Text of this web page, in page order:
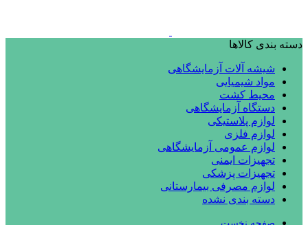
دسته بندی کالاها
شیشه آلات آزمایشگاهی
مواد شیمیایی
محیط کشت
دستگاه آزمایشگاهی
لوازم پلاستیکی
لوازم فلزی
لوازم عمومی آزمایشگاهی
تجهیزات ایمنی
تجهیزات پزشکی
لوازم مصرفی بیمارستانی
دسته بندی نشده